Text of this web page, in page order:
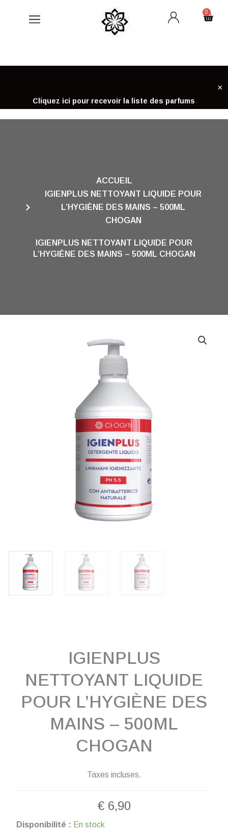
0
Cart
Cliquez ici pour recevoir la liste des parfums
×
ACCUEIL
IGIENPLUS NETTOYANT LIQUIDE POUR
L’HYGIÈNE DES MAINS – 500ML
CHOGAN
IGIENPLUS NETTOYANT LIQUIDE POUR
L’HYGIÈNE DES MAINS – 500ML CHOGAN
IGIENPLUS
NETTOYANT LIQUIDE
POUR L’HYGIÈNE DES
MAINS – 500ML
CHOGAN
Taxes incluses.
€6,90
Disponibilité : En stock
quantité